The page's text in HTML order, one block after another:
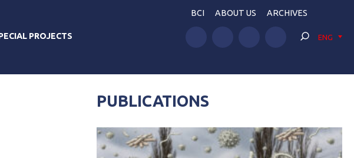
PROJECTS
BCI ABOUT US ARCHIVES
ENG
PUBLICATIONS